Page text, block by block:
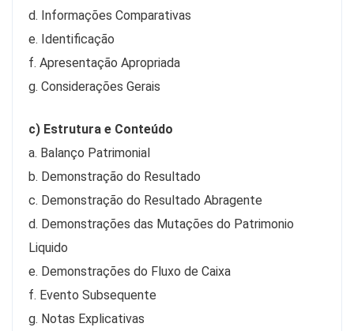
d. Informações Comparativas
e. Identificação
f. Apresentação Apropriada
g. Considerações Gerais
c) Estrutura e Conteúdo
a. Balanço Patrimonial
b. Demonstração do Resultado
c. Demonstração do Resultado Abragente
d. Demonstrações das Mutações do Patrimonio
Liquido
e. Demonstrações do Fluxo de Caixa
f. Evento Subsequente
g. Notas Explicativas